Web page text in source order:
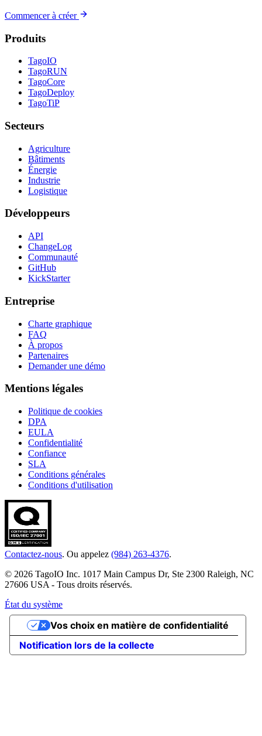
Commencer à créer
Produits
TagoIO
TagoRUN
TagoCore
TagoDeploy
TagoTiP
Secteurs
Agriculture
Bâtiments
Énergie
Industrie
Logistique
Développeurs
API
ChangeLog
Communauté
GitHub
KickStarter
Entreprise
Charte graphique
FAQ
À propos
Partenaires
Demander une démo
Mentions légales
Politique de cookies
DPA
EULA
Confidentialité
Confiance
SLA
Conditions générales
Conditions d'utilisation
Contactez-nous. Ou appelez (984) 263-4376.
© 2026 TagoIO Inc. 1017 Main Campus Dr, Ste 2300 Raleigh, NC
27606 USA - Tous droits réservés.
État du système
Notification lors de la collecte
Vos choix en matière de confidentialité